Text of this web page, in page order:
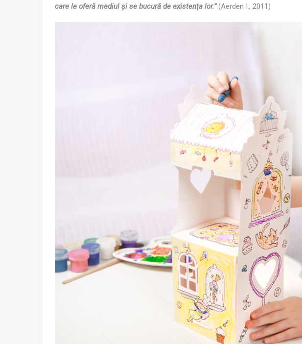
care le oferă mediul și se bucură de existența lor.”(Aerden I., 2011)